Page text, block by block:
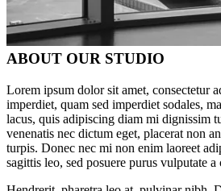
ABOUT OUR STUDIO
Lorem ipsum dolor sit amet, consectetur
imperdiet, quam sed imperdiet sodales,
lacus, quis adipiscing diam mi dignissim
venenatis nec dictum eget, placerat non
turpis. Donec nec mi non enim laoreet
sagittis leo, sed posuere purus vulputate a